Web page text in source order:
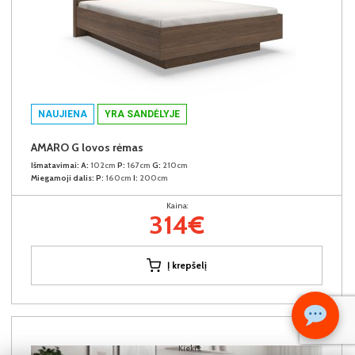
Kiekis:
NAUJIENA YRA SANDĖLYJE
AMARO G lovos rėmas
Išmatavimai: A: 102cm P: 167cm G: 210cm
Miegamoji dalis: P: 160cm I: 200cm
Kaina:
314€
Į krepšelį